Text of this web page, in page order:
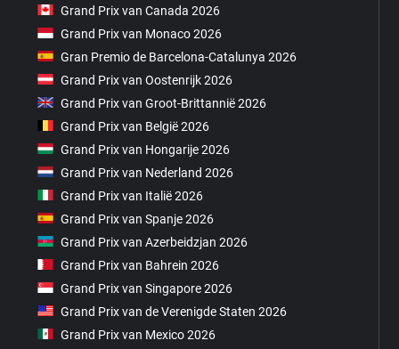
Grand Prix van Canada 2026
Grand Prix van Monaco 2026
Gran Premio de Barcelona-Catalunya 2026
Grand Prix van Oostenrijk 2026
Grand Prix van Groot-Brittannië 2026
Grand Prix van België 2026
Grand Prix van Hongarije 2026
Grand Prix van Nederland 2026
Grand Prix van Italië 2026
Grand Prix van Spanje 2026
Grand Prix van Azerbeidzjan 2026
Grand Prix van Bahrein 2026
Grand Prix van Singapore 2026
Grand Prix van de Verenigde Staten 2026
Grand Prix van Mexico 2026